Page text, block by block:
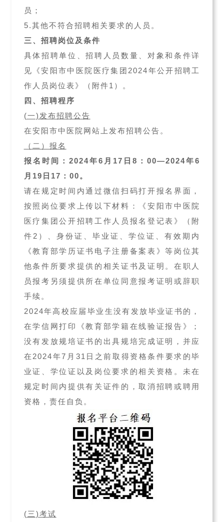
员；
5.其他不符合招聘相关要求的人员。
三、招聘岗位及条件
具体招聘单位、招聘人员数量、对象和条件详
见《安阳市中医院医疗集团2024年公开招聘工
作人员岗位表》（附件1）。
四、招聘程序
(一)发布招聘公告
在安阳市中医院网站上发布招聘公告。
（二）报名
报名时间：2024年6月17日8：00—2024年6
月19日17：00。
请在规定时间内通过微信扫码打开报名界面，
按照岗位要求上传以下材料：《安阳市中医院
医疗集团公开招聘工作人员报名登记表》（附
件2）、身份证、毕业证、学位证、有效期内
《教育部学历证书电子注册备案表》等岗位其
他条件所要求提供的相关证书及证明。在职人
员报考另须提供所在单位同意报考证明或辞职
手续。
2024年高校应届毕业生没有发放毕业证书的，
在学信网打印《教育部学籍在线验证报告》；
没有发放规培证书的出具规培完成证明，并应
在2024年7月31日之前取得资格条件要求的毕
业证、学位证以及岗位要求的相关资格。未在
规定时间内提供有关证件的，取消招聘或聘用
资格，责任自负。
(三)考试